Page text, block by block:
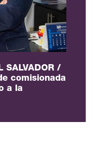
SALVADOR /
comisionada
a la